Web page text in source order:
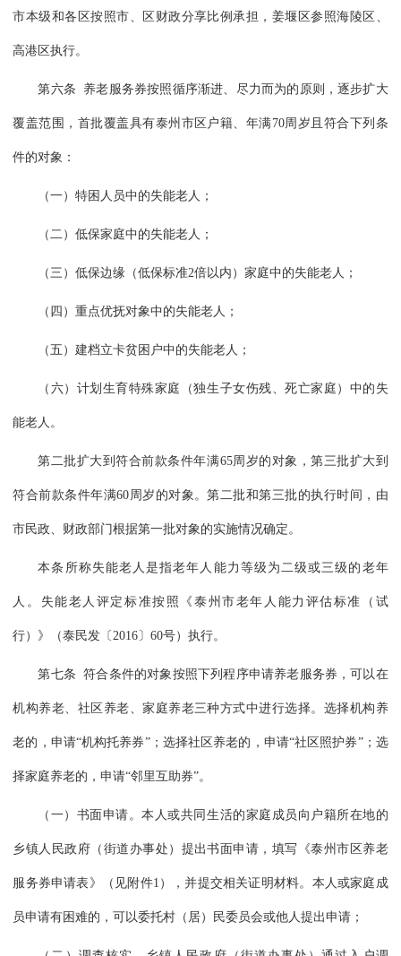
市本级和各区按照市、区财政分享比例承担，姜堰区参照海陵区、
高港区执行。
第六条 养老服务券按照循序渐进、尽力而为的原则，逐步扩大
覆盖范围，首批覆盖具有泰州市区户籍、年满70周岁且符合下列条
件的对象：
（一）特困人员中的失能老人；
（二）低保家庭中的失能老人；
（三）低保边缘（低保标准2倍以内）家庭中的失能老人；
（四）重点优抚对象中的失能老人；
（五）建档立卡贫困户中的失能老人；
（六）计划生育特殊家庭（独生子女伤残、死亡家庭）中的失
能老人。
第二批扩大到符合前款条件年满65周岁的对象，第三批扩大到
符合前款条件年满60周岁的对象。第二批和第三批的执行时间，由
市民政、财政部门根据第一批对象的实施情况确定。
本条所称失能老人是指老年人能力等级为二级或三级的老年
人。失能老人评定标准按照《泰州市老年人能力评估标准（试
行）》（泰民发〔2016〕60号）执行。
第七条 符合条件的对象按照下列程序申请养老服务券，可以在
机构养老、社区养老、家庭养老三种方式中进行选择。选择机构养
老的，申请“机构托养券”；选择社区养老的，申请“社区照护券”；选
择家庭养老的，申请“邻里互助券”。
（一）书面申请。本人或共同生活的家庭成员向户籍所在地的
乡镇人民政府（街道办事处）提出书面申请，填写《泰州市区养老
服务券申请表》（见附件1），并提交相关证明材料。本人或家庭成
员申请有困难的，可以委托村（居）民委员会或他人提出申请；